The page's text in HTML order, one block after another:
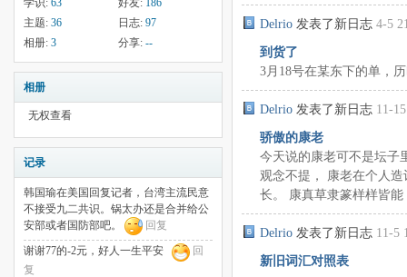
学识: 63 好友: 186
主题: 36 日志: 97
相册: 3 分享: --
相册
无权查看
记录
韩国瑜在美国回复记者，台湾主流民意
不接受九二共识。锅太办还是合并给公
安部或者国防部吧。
回复
谢谢77的-2元，好人一生平安
回
复
Delrio 发表了新日志 4-5
到货了
3月18号在某东下的单，
Delrio 发表了新日志 11-
骄傲的康老
今天说的康老可不是坛子
观念不提， 康老在个人
长。 康真草隶篆样样皆能
Delrio 发表了新日志 11-5
新旧词汇对照表